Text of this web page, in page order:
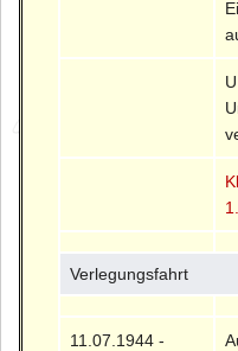
Verlegungsfahrt
11.07.1944 -